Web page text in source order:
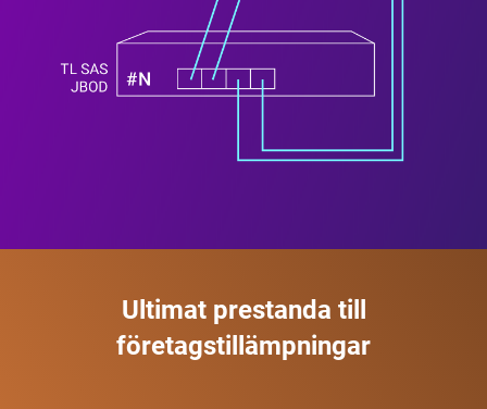
Ultimat prestanda till
företagstillämpningar